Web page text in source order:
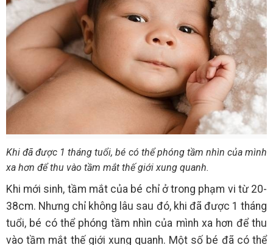
Khi đã được 1 tháng tuổi, bé có thể phóng tầm nhìn của mình
xa hơn để thu vào tầm mắt thế giới xung quanh.
Khi mới sinh, tầm mắt của bé chỉ ở trong phạm vi từ 20-
38cm. Nhưng chỉ không lâu sau đó, khi đã được 1 tháng
tuổi, bé có thể phóng tầm nhìn của mình xa hơn để thu
vào tầm mắt thế giới xung quanh. Một số bé đã có thể